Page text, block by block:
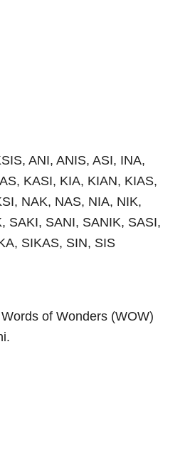
ANI, ANIS, ASI, INA,
KASI, KIA, KIAN, KIAS,
NAK, NAS, NIA, NIK,
SAKI, SANI, SANIK, SASI,
SIKAS, SIN, SIS
of Wonders (WOW)